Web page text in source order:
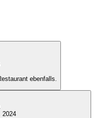
ebenfalls.
2024